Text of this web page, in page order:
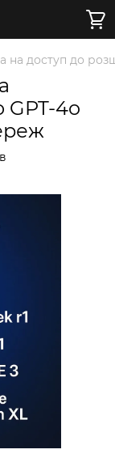
на доступ до
GPT-4o